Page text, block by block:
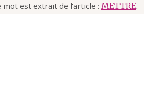
mot est extrait de l'article : METTRE.